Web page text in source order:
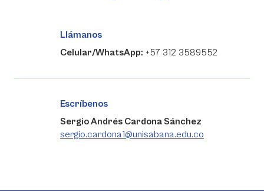
Llámanos
Celular/WhatsApp: +57 312 3589552
Escríbenos
Sergio Andrés Cardona Sánchez
sergio.cardona1@unisabana.edu.co